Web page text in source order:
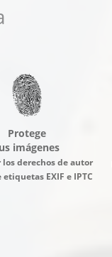
Protege
imágenes
los derechos de autor
EXIF e IPTC